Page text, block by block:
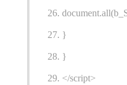
}
}
</script>